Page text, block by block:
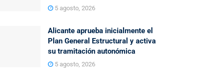
5 agosto, 2026
Alicante aprueba inicialmente el
Plan General Estructural y activa
su tramitación autonómica
5 agosto, 2026